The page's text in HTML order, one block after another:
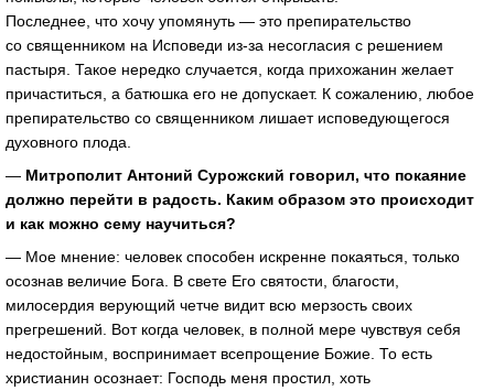
Последнее, что хочу упомянуть — это препирательство
со священником на Исповеди из-за несогласия с решением
пастыря. Такое нередко случается, когда прихожанин желает
причаститься, а батюшка его не допускает. К сожалению, любое
препирательство со священником лишает исповедующегося
духовного плода.
— Митрополит Антоний Сурожский говорил, что покаяние
должно перейти в радость. Каким образом это происходит
и как можно сему научиться?
— Мое мнение: человек способен искренне покаяться, только
осознав величие Бога. В свете Его святости, благости,
милосердия верующий четче видит всю мерзость своих
прегрешений. Вот когда человек, в полной мере чувствуя себя
недостойным, воспринимает всепрощение Божие. То есть
христианин осознает: Господь меня простил, хоть